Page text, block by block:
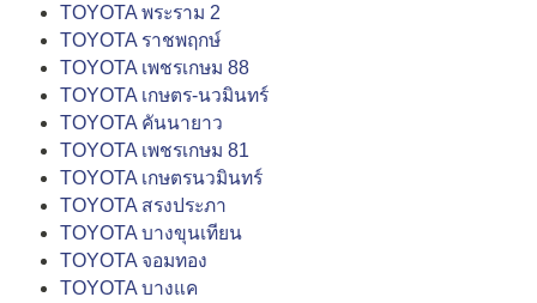
TOYOTA พระราม 2
TOYOTA ราชพฤกษ์
TOYOTA เพชรเกษม 88
TOYOTA เกษตร-นวมินทร์
TOYOTA คันนายาว
TOYOTA เพชรเกษม 81
TOYOTA เกษตรนวมินทร์
TOYOTA สรงประภา
TOYOTA บางขุนเทียน
TOYOTA จอมทอง
TOYOTA บางแค